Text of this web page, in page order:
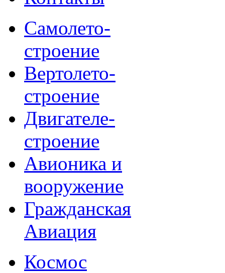
Самолето-
строение
Вертолето-
строение
Двигателе-
строение
Авионика и
вооружение
Гражданская
Авиация
Космос